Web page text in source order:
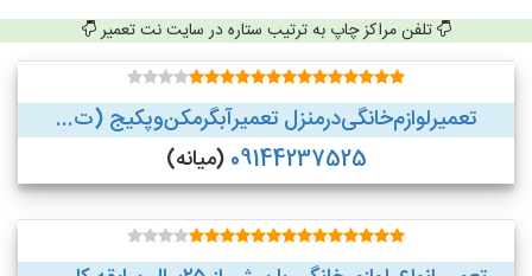
تلفن مراکز چاپ به ترتیب ستاره در سایت نت تعمیر
تعمیر‌لوازم‌‌خانگی‌در‌منزل‌ تعمیر‌آبگرمکن‌وپکیج (ت...
09144237525(میانه)